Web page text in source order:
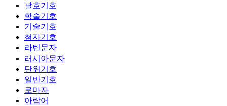
괄호기호
학술기호
기술기호
첨자기호
라틴문자
러시아문자
단위기호
일반기호
로마자
아랍어